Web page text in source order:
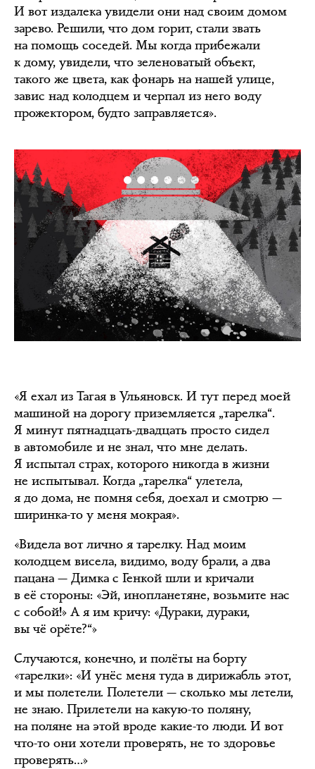
И вот издалека увидели они над своим домом
зарево. Решили, что дом горит, стали звать
на помощь соседей. Мы когда прибежали
к дому, увидели, что зеленоватый объект,
такого же цвета, как фонарь на нашей улице,
завис над колодцем и черпал из него воду
прожектором, будто заправляется».
«Я ехал из Тагая в Ульяновск. И тут перед моей
машиной на дорогу приземляется „тарелка“.
Я минут пятнадцать-двадцать просто сидел
в автомобиле и не знал, что мне делать.
Я испытал страх, которого никогда в жизни
не испытывал. Когда „тарелка“ улетела,
я до дома, не помня себя, доехал и смотрю —
ширинка-то у меня мокрая».
«Видела вот лично я тарелку. Над моим
колодцем висела, видимо, воду брали, а два
пацана — Димка с Генкой шли и кричали
в её стороны: «Эй, инопланетяне, возьмите нас
с собой!» А я им кричу: «Дураки, дураки,
вы чё орёте?“»
Случаются, конечно, и полёты на борту
«тарелки»: «И унёс меня туда в дирижабль этот,
и мы полетели. Полетели — сколько мы летели,
не знаю. Прилетели на какую-то поляну,
на поляне на этой вроде какие-то люди. И вот
что-то они хотели проверять, не то здоровье
проверять…»